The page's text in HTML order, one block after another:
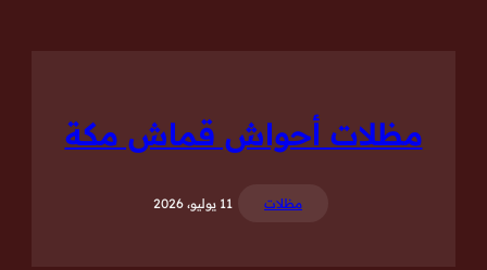
مظلات أحواش قماش مكة
مظلات 11 يوليو، 2026